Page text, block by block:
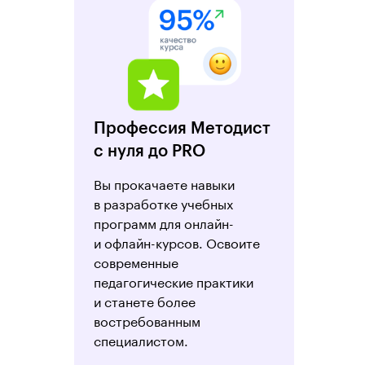
Профессия Методист
с нуля до PRO
Вы прокачаете навыки
в разработке учебных
программ для онлайн-
и офлайн-курсов. Освоите
современные
педагогические практики
и станете более
востребованным
специалистом.